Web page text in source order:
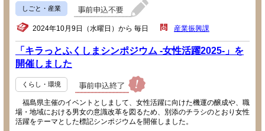
しごと・産業
2024年10月9日（水曜日）から 毎日 産業振興課
「キラっとふくしまシンポジウム -女性活躍2025-」を
開催しました
くらし・環境
福島県主催のイベントとしまして、女性活躍に向けた機運の醸成や、職
場・地域における男女の意識改革を図るため、別添のチラシのとおり女性
活躍をテーマとした標記シンポジウムを開催しました。